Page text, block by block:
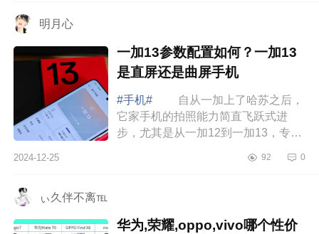
明月心
一加13参数配置如何？一加13
是直屏还是曲屏手机
#手机#
自从一加上了哈苏之后，
它家手机的拍照能力简直飞跃式进
步，尤其是从一加12到一加13，专业
13参数配置如何？一加13是直屏还是
2024-12-25 92 0
ぃ久伴不离℡
华为,荣耀,oppo,vivo哪个性价